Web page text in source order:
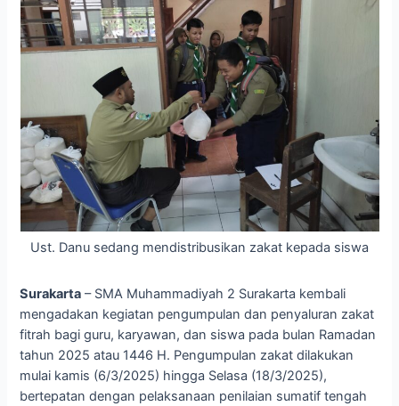
Ust. Danu sedang mendistribusikan zakat kepada siswa
Surakarta – SMA Muhammadiyah 2 Surakarta kembali
mengadakan kegiatan pengumpulan dan penyaluran zakat
fitrah bagi guru, karyawan, dan siswa pada bulan Ramadan
tahun 2025 atau 1446 H. Pengumpulan zakat dilakukan
mulai kamis (6/3/2025) hingga Selasa (18/3/2025),
bertepatan dengan pelaksanaan penilaian sumatif tengah